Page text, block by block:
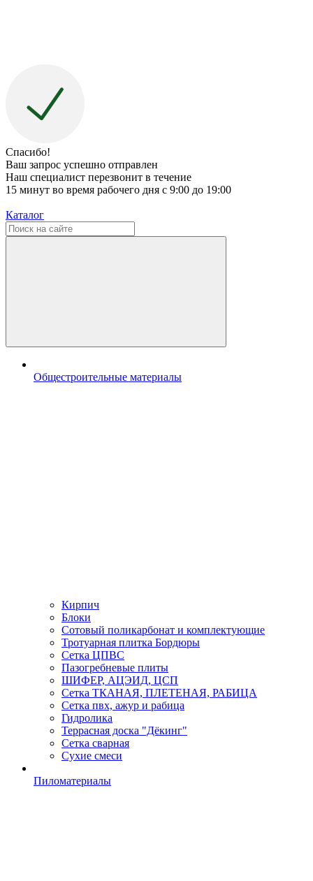
Спасибо!
Ваш запрос успешно отправлен
Наш специалист перезвонит в течение
15 минут во время рабочего дня с 9:00 до 19:00
Каталог
Общестроительные материалы
Кирпич
Блоки
Сотовый поликарбонат и комплектующие
Тротуарная плитка Бордюры
Сетка ЦПВС
Пазогребневые плиты
ШИФЕР, АЦЭИД, ЦСП
Сетка ТКАНАЯ, ПЛЕТЕНАЯ, РАБИЦА
Сетка пвх, ажур и рабица
Гидролика
Террасная доска "Дёкинг"
Сетка сварная
Сухие смеси
Пиломатериалы